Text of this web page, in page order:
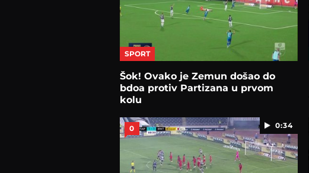
SPORT
Šok! Ovako je Zemun došao do
bdoa protiv Partizana u prvom
kolu
0:34
0